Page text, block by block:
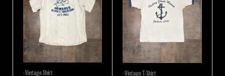
-Vintage Shirt -Vintage T-Shirt